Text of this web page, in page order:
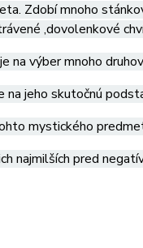
Zdobí mnoho
,dovolenkové
na výber mnoho
na jeho skutočnú
mystického
najmilších pred